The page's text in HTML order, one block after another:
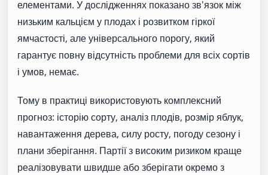
елементами. У дослідженнях показано зв'язок між
низьким кальцієм у плодах і розвитком гіркої
ямчастості, але універсального порогу, який
гарантує повну відсутність проблеми для всіх сортів
і умов, немає.
Тому в практиці використовують комплексний
прогноз: історію сорту, аналіз плодів, розмір яблук,
навантаження дерева, силу росту, погоду сезону і
плани зберігання. Партії з високим ризиком краще
реалізовувати швидше або зберігати окремо з